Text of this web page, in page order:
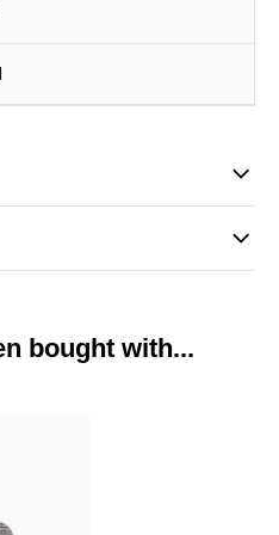
bought with...